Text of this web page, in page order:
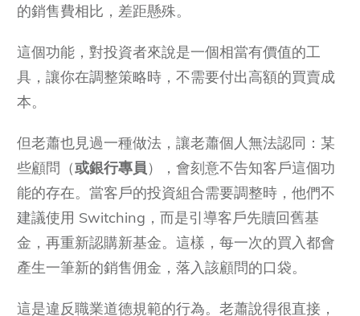
的銷售費相比，差距懸殊。
這個功能，對投資者來說是一個相當有價值的工
具，讓你在調整策略時，不需要付出高額的買賣成
本。
但老蕭也見過一種做法，讓老蕭個人無法認同：某
些顧問（或銀行專員 ），會刻意不告知客戶這個功
能的存在。當客戶的投資組合需要調整時，他們不
建議使用 Switching，而是引導客戶先贖回舊基
金，再重新認購新基金。這樣，每一次的買入都會
產生一筆新的銷售佣金，落入該顧問的口袋。
這是違反職業道德規範的行為。老蕭說得很直接，